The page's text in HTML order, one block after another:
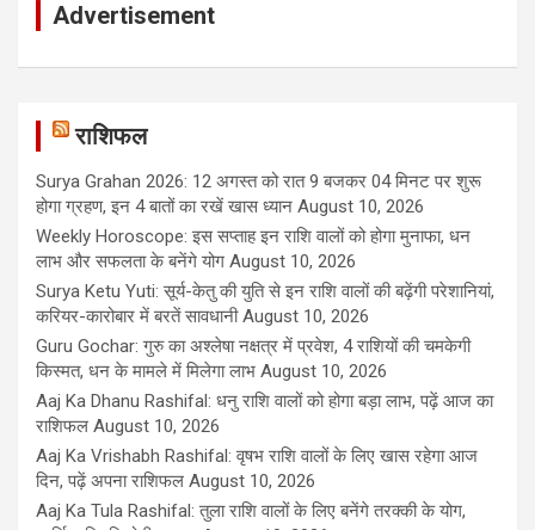
Advertisement
राशिफल
Surya Grahan 2026: 12 अगस्त को रात 9 बजकर 04 मिनट पर शुरू
होगा ग्रहण, इन 4 बातों का रखें खास ध्यान August 10, 2026
Weekly Horoscope: इस सप्ताह इन राशि वालों को होगा मुनाफा, धन
लाभ और सफलता के बनेंगे योग August 10, 2026
Surya Ketu Yuti: सूर्य-केतु की युति से इन राशि वालों की बढ़ेंगी परेशानियां,
करियर-कारोबार में बरतें सावधानी August 10, 2026
Guru Gochar: गुरु का अश्लेषा नक्षत्र में प्रवेश, 4 राशियों की चमकेगी
किस्मत, धन के मामले में मिलेगा लाभ August 10, 2026
Aaj Ka Dhanu Rashifal: धनु राशि वालों को होगा बड़ा लाभ, पढ़ें आज का
राशिफल August 10, 2026
Aaj Ka Vrishabh Rashifal: वृषभ राशि वालों के लिए खास रहेगा आज
दिन, पढ़ें अपना राशिफल August 10, 2026
Aaj Ka Tula Rashifal: तुला राशि वालों के लिए बनेंगे तरक्की के योग,